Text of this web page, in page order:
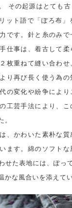
その起源はとても古
ット語で「ぼろ布
です。針と糸のみで
仕事は、着古して
枚重ねて縫い合わ
り再び長く使う為の
の変化や紛争により
工芸手法により、こ
。
、かわいた素朴な
ます。綿のソフトな
せた表地には、ぽっ
かな風合いを添えてい